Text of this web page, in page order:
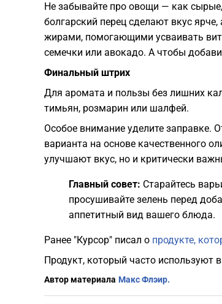
​Не забывайте про овощи — как
болгарский перец сделают вкус
жирами, помогающими усваивать
семечки или авокадо. А чтобы
​Финальный штрих
​Для аромата и пользы без лишних
тимьян, розмарин или шалфей.
​Особое внимание уделите заправке.
варианта на основе качественного
улучшают вкус, но и критически
Главный совет: Старайтесь
просушивайте зелень перед
аппетитный вид вашего блюда.
Ранее "Курсор" писал о продукте,
Продукт, который часто используют
Автор материала Макс Флэир.